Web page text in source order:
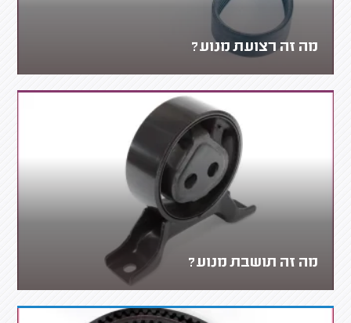
מה זה רצועת מנוע?
מה זה תושבת מנוע?